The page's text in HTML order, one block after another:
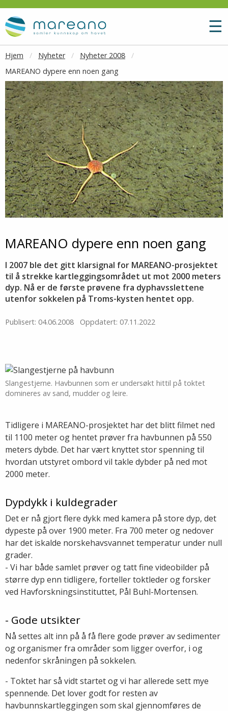
Gå til hovedinnhold
☰
Hjem Nyheter
Nyheter 2008
MAREANO dypere enn noen gang
MAREANO dypere enn noen gang
I 2007 ble det gitt klarsignal for MAREANO-prosjektet
til å strekke kartleggingsområdet ut mot 2000 meters
dyp. Nå er de første prøvene fra dyphavsslettene
utenfor sokkelen på Troms-kysten hentet opp.
Publisert: 04.06.2008 Oppdatert: 07.11.2022
Slangestjerne. Havbunnen som er undersøkt hittil på toktet
domineres av sand, mudder og leire.
Tidligere i MAREANO-prosjektet har det blitt filmet ned
til 1100 meter og hentet prøver fra havbunnen på 550
meters dybde. Det har vært knyttet stor spenning til
hvordan utstyret ombord vil takle dybder på ned mot
2000 meter.
Dypdykk i kuldegrader
Det er nå gjort flere dykk med kamera på store dyp, det
dypeste på over 1900 meter. Fra 700 meter og nedover
har det iskalde norskehavsvannet temperatur under null
grader.
- Vi har både samlet prøver og tatt fine videobilder på
større dyp enn tidligere, forteller toktleder og forsker
ved Havforskningsinstituttet, Pål Buhl-Mortensen.
- Gode utsikter
Nå settes alt inn på å få flere gode prøver av sedimenter
og organismer fra områder som ligger overfor, i og
nedenfor skråningen på sokkelen.
- Toktet har så vidt startet og vi har allerede sett mye
spennende. Det lover godt for resten av
havbunnskartleggingen som skal gjennomføres de